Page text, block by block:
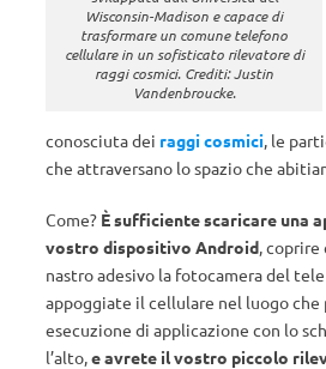
Wisconsin-Madison e capace di
trasformare un comune telefono
cellulare in un sofisticato rilevatore di
raggi cosmici. Crediti: Justin
Vandenbroucke.
conosciuta dei raggi cosmici, le
che attraversano lo spazio che
Come? È sufficiente scaricare una
vostro dispositivo Android, coprire
nastro adesivo la fotocamera del
appoggiate il cellulare nel luogo
esecuzione di applicazione con lo
l’alto,e avrete il vostro piccolo